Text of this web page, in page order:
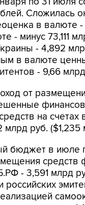
Сложилась
в валюте -
- минус 73,111
- 4,892
в валюте
- 9,66
от
на счетах
млрд руб. ($1,235
бюджет в июле
средств
- 3,591 млрд
российских